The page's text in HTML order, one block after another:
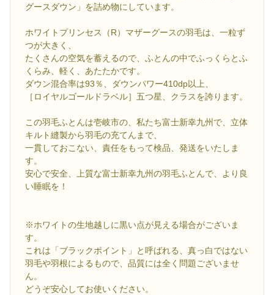
グースダウン」を詰め物にしています。
ホワイトプリンセス（R）マザーグースの羽毛は、一粒ず
つが大きく、
たくさんの空気を蓄えるので、ふとんの中でふっくらとふ
くらみ、軽く、あたたかです。
ダウン混合率は93％、ダウンパワー410dp以上、
［ロイヤルゴールドラベル］五つ星、クラスを誇ります。
この羽毛ふとんは壱岐市の、私たち富士新幸九州で、立体
キルト縫製から羽毛の充てんまで、
一貫しておこない、責任をもって検品、発送をいたしま
す。
安心で安全、上質な富士新幸九州の羽毛ふとんで、より良
い睡眠を！
※ホワイトの生地越しに黒い点が見える場合がございま
す。
これは「ブラックポイント」と呼ばれる、真っ白ではない
羽毛や羽根によるもので、品質には全く問題ございませ
ん。
どうぞ安心してお使いください。